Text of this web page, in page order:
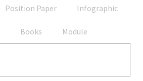
Position Paper Infographic
Books Module